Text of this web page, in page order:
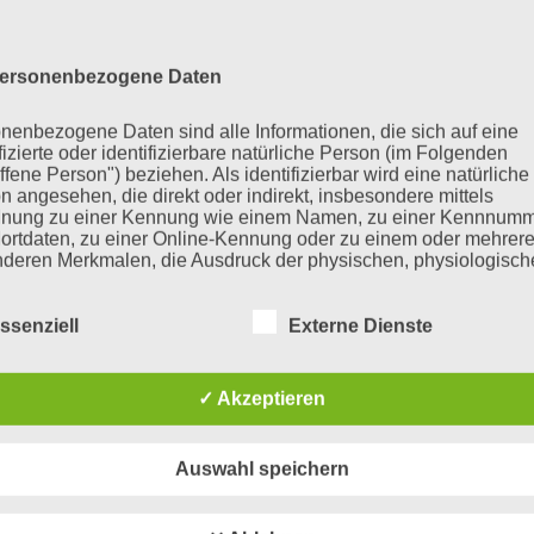
Merkur. Zeitschrift für europäisches
und der Länder/statista.com:
von 2005 bis 2020“.
daten/studie/72188/umfrage/entwickl
in-deutschland/(abgerufen am
inequality, 1980-2019“.
(abgerufen am 08.02.2022)
Mitte – Feindselige Zustände.
Deutschland 2018/19. Bonn: Friedrich-
referat-demokratie-gesellschaft-
mitte-studie
Daten
Daten sind alle Informationen, die sich auf eine
oder identifizierbare natürliche Person (im Folgenden
Person") beziehen. Als identifizierbar wird eine natürliche
angesehen, die direkt oder indirekt, insbesondere mittels
zu einer Kennung wie einem Namen, zu einer
zu einer Online-Kennung oder zu einem oder
Merkmalen, die Ausdruck der physischen,
Person ist jede identifizierte oder identifizierbare natürliche
deren personenbezogene Daten von dem für die Verarbeitung
Externe Dienste
✓ Akzeptieren
Auswahl speichern